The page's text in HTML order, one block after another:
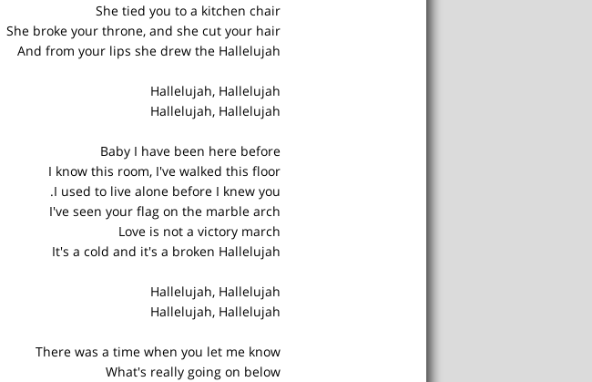
She tied you to a kitchen chair
She broke your throne, and she cut your hair
And from your lips she drew the Hallelujah
Hallelujah, Hallelujah
Hallelujah, Hallelujah
Baby I have been here before
I know this room, I've walked this floor
I used to live alone before I knew you.
I've seen your flag on the marble arch
Love is not a victory march
It's a cold and it's a broken Hallelujah
Hallelujah, Hallelujah
Hallelujah, Hallelujah
There was a time when you let me know
What's really going on below